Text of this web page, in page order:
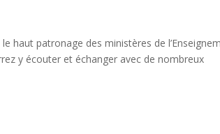
haut patronage des ministères de
y écouter et échanger avec de nombreux